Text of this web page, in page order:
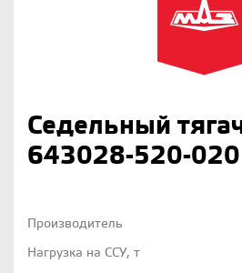
Седельный
643028-520-020
Производитель
Нагрузка на ССУ, т